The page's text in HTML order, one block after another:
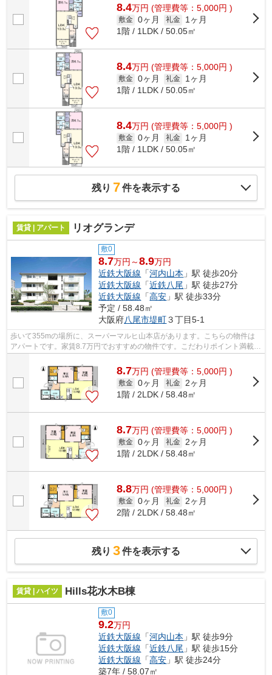
8.4万円 (管理費等：5,000円 )
敷金 0ヶ月 礼金
1ヶ月
1階 / 1LDK / 50.05㎡
8.4万円 (管理費等：5,000円 )
敷金 0ヶ月 礼金
1ヶ月
1階 / 1LDK / 50.05㎡
8.4万円 (管理費等：5,000円 )
敷金 0ヶ月 礼金
1ヶ月
1階 / 1LDK / 50.05㎡
残り 7件を表示する
賃貸 | アパート リオグランデ
敷0
8.7万円～8.9万円
近鉄大阪線 「河内山本 」駅 徒歩20分
近鉄大阪線 「近鉄八尾 」駅 徒歩27分
近鉄大阪線 「高安 」駅 徒歩33分
予定 / 58.48㎡
大阪府八尾市堤町３丁目5-1
歩いて355mの場所に、スーパーマルヒ山本店があります。こちらの物件は
アパートです。家賃8.7万円でおすすめの物件です。こだわりポイント満載の
仮称D-room堤町3丁目。地域によっては...
8.7万円 (管理費等：5,000円 )
敷金 0ヶ月 礼金 2ヶ月
1階 / 2LDK / 58.48㎡
8.7万円 (管理費等：5,000円 )
敷金 0ヶ月 礼金 2ヶ月
1階 / 2LDK / 58.48㎡
8.8万円 (管理費等：5,000円 )
敷金 0ヶ月 礼金 2ヶ月
2階 / 2LDK / 58.48㎡
残り 3件を表示する
賃貸 | ハイツ Hills花水木B棟
敷0
9.2万円
近鉄大阪線 「河内山本 」駅 徒歩9分
近鉄大阪線 「近鉄八尾 」駅 徒歩15分
近鉄大阪線 「高安 」駅 徒歩24分
築7年 / 58.07㎡